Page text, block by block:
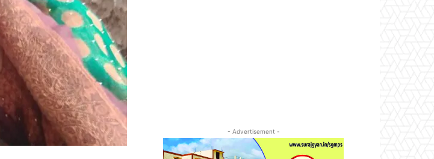
- Advertisement -